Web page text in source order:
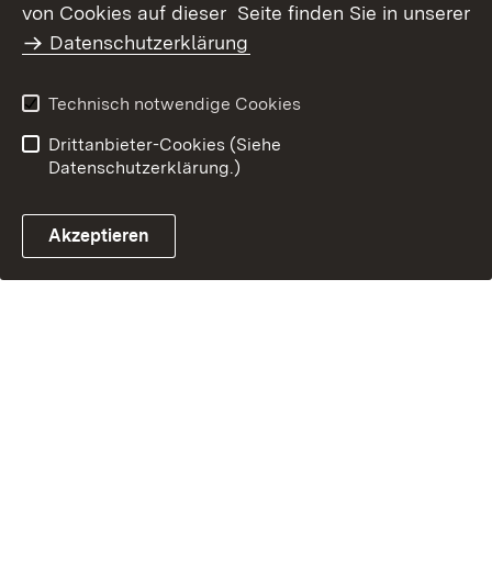
Benutzungshinweise
Impressum
von Cookies auf dieser Seite finden Sie in unserer
Datenschutzerklärung
Technisch notwendige Cookies
Drittanbieter-Cookies (Siehe
Datenschutzerklärung.)
Akzeptieren